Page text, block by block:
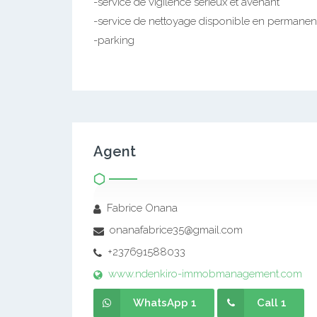
-service de nettoyage disponible en
-parking
Agent
Fabrice Onana
onanafabrice35@gmail.com
+237691588033
www.ndenkiro-immobmanagement.com
WhatsApp 1 Call 1